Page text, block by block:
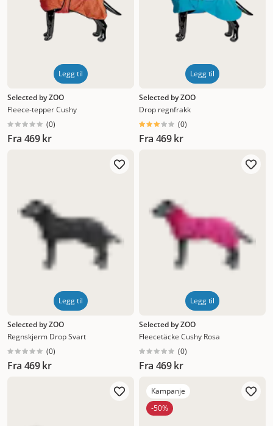
Hvis du har gjort en god jobb og kjøpt riktig størrelse
hundedekken, er det egentlig kun snakk om å ta det på i
veldig korte perioder innendørs en gang eller to før dere
skal ut døren.
Legg til
Selected by ZOO
Fleece-tepper Cushy
(0)
Fra 469 kr
Legg til
Selected by ZOO
Drop regnfrakk
(0)
Fra 469 kr
Legg til
Selected by ZOO
Regnskjerm Drop Svart
(0)
Fra 469 kr
Legg til
Selected by ZOO
Fleecetäcke Cushy Rosa
(0)
Fra 469 kr
Kampanje
-50%